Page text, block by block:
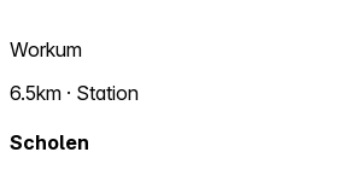
Workum
6.5km · Station
Scholen